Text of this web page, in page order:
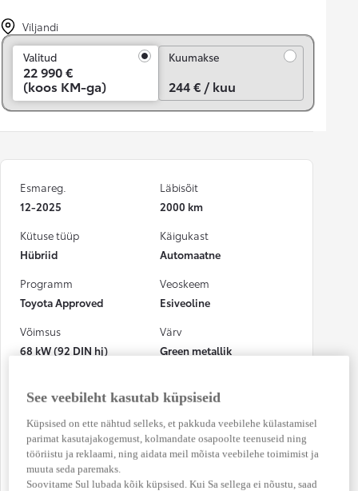
Viljandi
Valitud
22 990 €
(koos KM-ga)
Kuumakse
244 € / kuu
Esmareg.
12-2025
Läbisõit
2000 km
Kütuse tüüp
Hübriid
Käigukast
Automaatne
Programm
Toyota Approved
Veoskeem
Esiveoline
Võimsus
68 kW (92 DIN hj)
Värv
Green metallik
341VZW
(kombineeritud)
Osalenud
kindlustusjuhtumis
Ei
See veebileht kasutab küpsiseid
Küpsised on ette nähtud selleks, et pakkuda veebilehe külastamisel
parimat kasutajakogemust, kolmandate osapoolte teenuseid ning
tööriistu ja reklaami, ning aidata meil mõista veebilehe toimimist ja
muuta seda paremaks.
Soovitame Sul lubada kõik küpsised. Kui Sa sellega ei nõustu, saad